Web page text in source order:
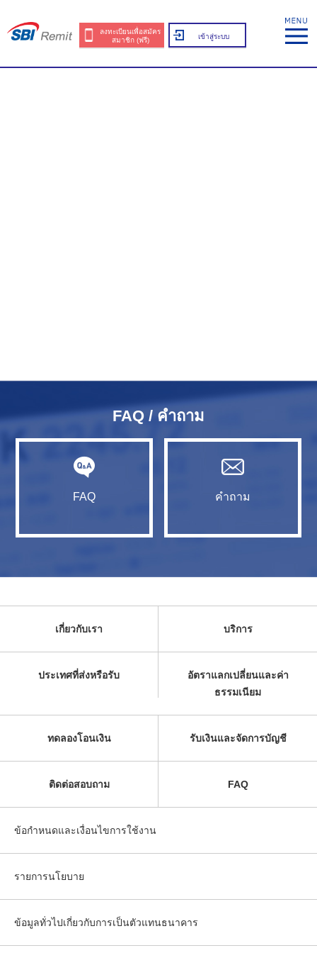
ลงทะเบียนเพื่อสมัคร
สมาชิก (ฟรี)
เข้าสู่ระบบ
FAQ / คำถาม
FAQ คำถาม
เกี่ยวกับเรา บริการ
ประเทศที่ส่งหรือรับ
อัตราแลกเปลี่ยนและค่า
ธรรมเนียม
ทดลองโอนเงิน รับเงินและจัดการบัญชี
ติดต่อสอบถาม FAQ
ข้อกำหนดและเงื่อนไขการใช้งาน
รายการนโยบาย
ข้อมูลทั่วไปเกี่ยวกับการเป็นตัวแทนธนาคาร